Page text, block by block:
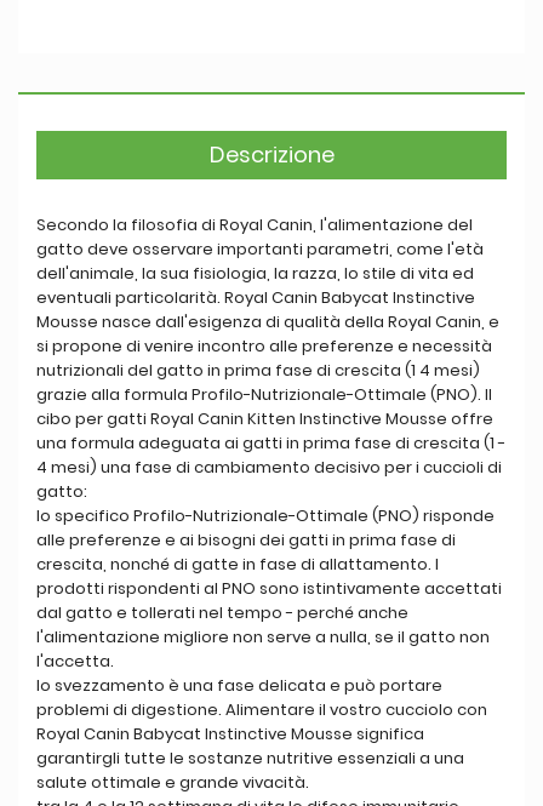
Descrizione
Secondo la filosofia di Royal Canin, l'alimentazione del
gatto deve osservare importanti parametri, come l'età
dell'animale, la sua fisiologia, la razza, lo stile di vita ed
eventuali particolarità. Royal Canin Babycat Instinctive
Mousse nasce dall'esigenza di qualità della Royal Canin, e
si propone di venire incontro alle preferenze e necessità
nutrizionali del gatto in prima fase di crescita (1 4 mesi)
grazie alla formula Profilo-Nutrizionale-Ottimale (PNO). Il
cibo per gatti Royal Canin Kitten Instinctive Mousse offre
una formula adeguata ai gatti in prima fase di crescita (1 -
4 mesi) una fase di cambiamento decisivo per i cuccioli di
gatto:
lo specifico Profilo-Nutrizionale-Ottimale (PNO) risponde
alle preferenze e ai bisogni dei gatti in prima fase di
crescita, nonché di gatte in fase di allattamento. I
prodotti rispondenti al PNO sono istintivamente accettati
dal gatto e tollerati nel tempo - perché anche
l'alimentazione migliore non serve a nulla, se il gatto non
l'accetta.
lo svezzamento è una fase delicata e può portare
problemi di digestione. Alimentare il vostro cucciolo con
Royal Canin Babycat Instinctive Mousse significa
garantirgli tutte le sostanze nutritive essenziali a una
salute ottimale e grande vivacità.